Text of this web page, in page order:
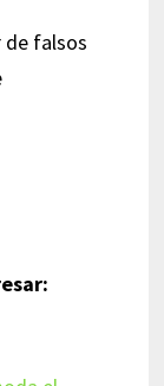
de falsos